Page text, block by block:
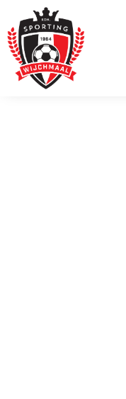
inhoud
naar
de
inhoud